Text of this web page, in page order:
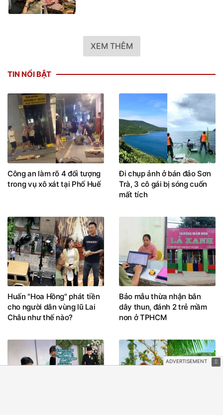
XEM THÊM
TIN NỔI BẬT
Công an làm rõ 4 đối tượng
trong vụ xô xát tại Phố Huế
Đi chụp ảnh ở bán đảo Sơn
Trà, 3 cô gái bị sóng cuốn
mất tích
Huấn "Hoa Hồng" phát tiền
cho người dân vùng lũ Lai
Châu như thế nào?
Bảo mẫu thừa nhận bắn
dây thun, đánh 2 trẻ mầm
non ở TPHCM